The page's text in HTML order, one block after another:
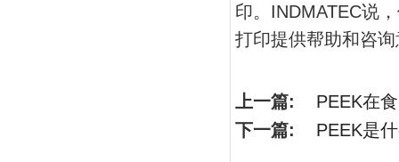
印。INDMATEC说
打印提供帮助和咨
上一篇: PEEK在
下一篇: PEEK是